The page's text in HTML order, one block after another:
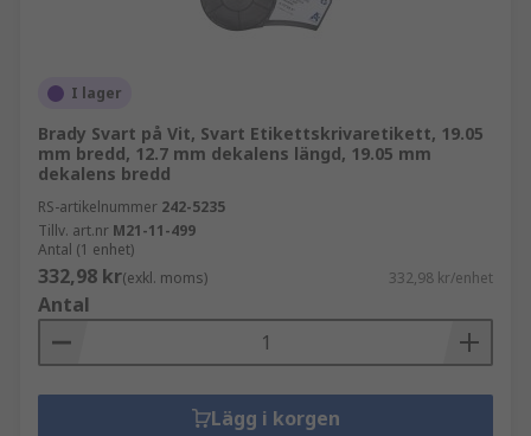
I lager
Brady Svart på Vit, Svart Etikettskrivaretikett, 19.05
mm bredd, 12.7 mm dekalens längd, 19.05 mm
dekalens bredd
RS-artikelnummer 242-5235
Tillv. art.nr M21-11-499
Antal (1 enhet)
332,98 kr(exkl. moms) 332,98 kr/enhet
Antal
Lägg i korgen